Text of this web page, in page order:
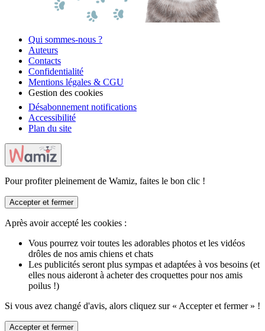
Qui sommes-nous ?
Auteurs
Contacts
Confidentialité
Mentions légales & CGU
Gestion des cookies
Désabonnement notifications
Accessibilité
Plan du site
Pour profiter pleinement de Wamiz, faites le bon clic !
Accepter et fermer
Après avoir accepté les cookies :
Vous pourrez voir toutes les adorables photos et les vidéos
drôles de nos amis chiens et chats
Les publicités seront plus sympas et adaptées à vos besoins (et
elles nous aideront à acheter des croquettes pour nos amis
poilus !)
Si vous avez changé d'avis, alors cliquez sur « Accepter et fermer » !
Accepter et fermer